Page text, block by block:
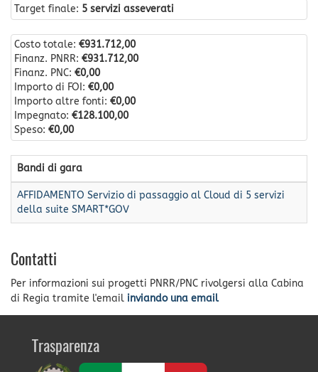
Target finale: 5 servizi asseverati
Costo totale: €931.712,00
Finanz. PNRR: €931.712,00
Finanz. PNC: €0,00
Importo di FOI: €0,00
Importo altre fonti: €0,00
Impegnato: €128.100,00
Speso: €0,00
Bandi di gara
AFFIDAMENTO Servizio di passaggio al Cloud di 5 servizi
della suite SMART*GOV
Contatti
Per informazioni sui progetti PNRR/PNC rivolgersi alla Cabina
di Regia tramite l'email inviando una email
Trasparenza